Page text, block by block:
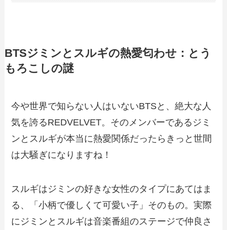
BTSジミンとスルギの熱愛匂わせ：とう
もろこしの謎
今や世界で知らない人はいないBTSと、絶大な人
気を誇るREDVELVET。そのメンバーであるジミ
ンとスルギが本当に熱愛関係だったらきっと世間
は大騒ぎになりますね！
スルギはジミンの好きな女性のタイプにあてはま
る、「小柄で優しくて可愛い子」そのもの。実際
にジミンとスルギは音楽番組のステージで仲良さ